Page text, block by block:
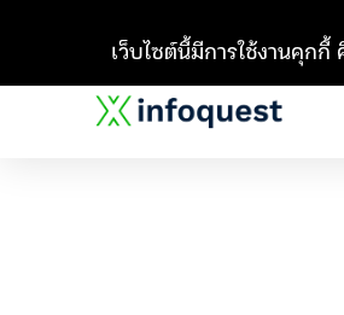
เว็บไซต์นี้มีการใช้งานคุกกี้